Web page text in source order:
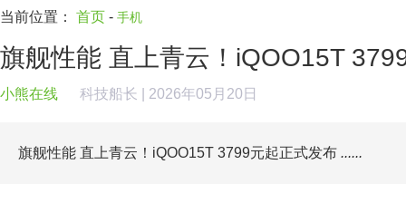
当前位置： 首页 - 手机
旗舰性能 直上青云！iQOO15T
小熊在线 科技船长 | 2026年05月20日
旗舰性能 直上青云！iQOO15T 3799元起正式发布 ......